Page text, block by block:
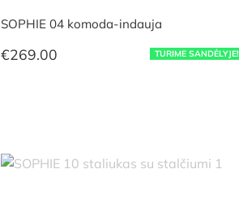
TURIME SANDĖLYJE!
SOPHIE 04 komoda-indauja
€269.00